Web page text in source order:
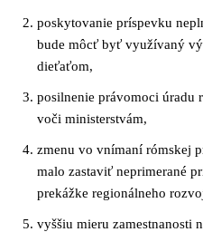
poskytovanie príspevku
bude môcť byť využívaný
dieťaťom,
posilnenie právomoci úradu
voči ministerstvám,
zmenu vo vnímaní rómskej
malo zastaviť neprimerané
prekážke regionálneho
vyššiu mieru zamestnanosti